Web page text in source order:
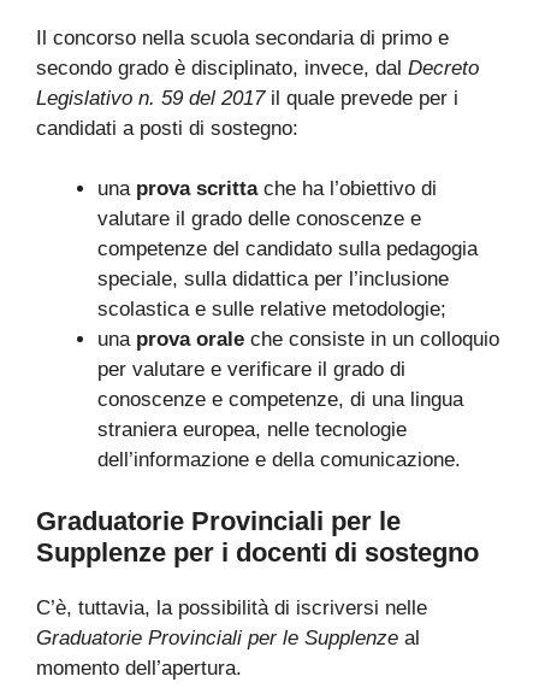
Il concorso nella scuola secondaria di primo e
secondo grado è disciplinato, invece, dal Decreto
Legislativo n. 59 del 2017 il quale prevede per i
candidati a posti di sostegno:
unaprova scritta che ha l’obiettivo di
valutare il grado delle conoscenze e
competenze del candidato sulla pedagogia
speciale, sulla didattica per l’inclusione
scolastica e sulle relative metodologie;
una prova orale che consiste in un colloquio
per valutare e verificare il grado di
conoscenze e competenze, di una lingua
straniera europea, nelle tecnologie
dell’informazione e della comunicazione.
Graduatorie Provinciali per le
Supplenze per i docenti di sostegno
C’è, tuttavia, la possibilità di iscriversi nelle
Graduatorie Provinciali per le Supplenze al
momento dell’apertura.